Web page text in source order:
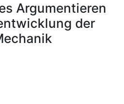
Argumentieren
der